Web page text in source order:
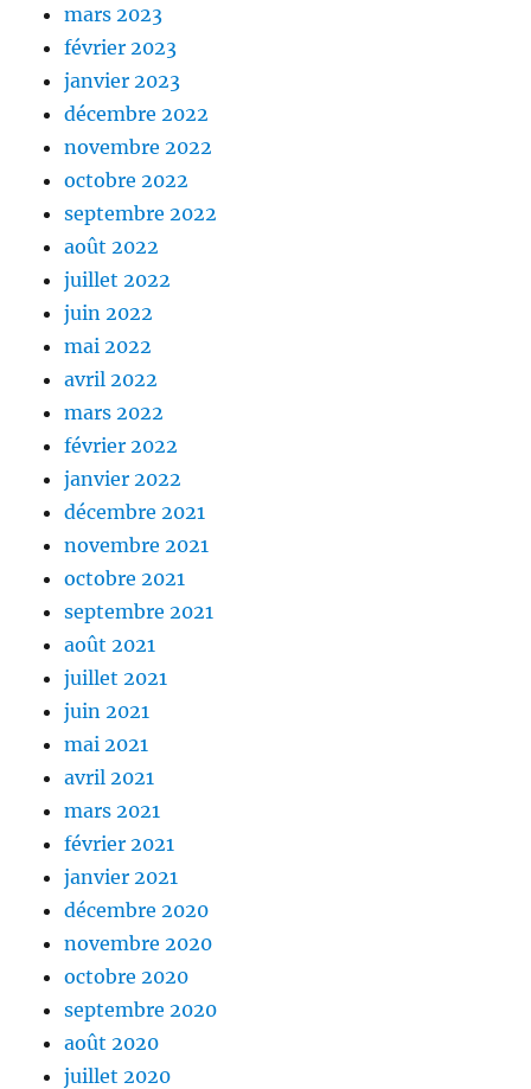
mars 2023
février 2023
janvier 2023
décembre 2022
novembre 2022
octobre 2022
septembre 2022
août 2022
juillet 2022
juin 2022
mai 2022
avril 2022
mars 2022
février 2022
janvier 2022
décembre 2021
novembre 2021
octobre 2021
septembre 2021
août 2021
juillet 2021
juin 2021
mai 2021
avril 2021
mars 2021
février 2021
janvier 2021
décembre 2020
novembre 2020
octobre 2020
septembre 2020
août 2020
juillet 2020